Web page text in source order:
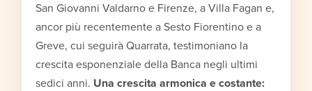
San Giovanni Valdarno e Firenze, a Villa Fagan e,
ancor più recentemente a Sesto Fiorentino e a
Greve, cui seguirà Quarrata, testimoniano la
crescita esponenziale della Banca negli ultimi
sedici anni. Una crescita armonica e costante: